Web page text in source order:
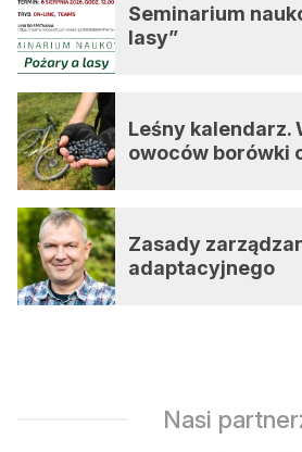
Seminarium
lasy”
Leśny kalendarz.
owoców borówki
Zasady
adaptacyjnego
Nasi